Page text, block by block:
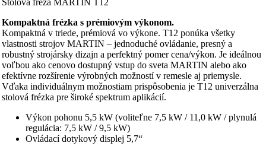
Kompaktná frézka s prémiovým výkonom.
Kompaktná v triede, prémiová vo výkone. T12 ponúka všetky
vlastnosti strojov MARTIN – jednoduché ovládanie, presný a
robustný strojársky dizajn a perfektný pomer cena/výkon. Je ideálnou
voľbou ako cenovo dostupný vstup do sveta MARTIN alebo ako
efektívne rozšírenie výrobných možností v remesle aj priemysle.
Vďaka individuálnym možnostiam prispôsobenia je T12 univerzálna
stolová frézka pre široké spektrum aplikácií.
Výkon pohonu 5,5 kW (voliteľne 7,5 kW / 11,0 kW / plynulá
regulácia: 7,5 kW / 9,5 kW)
Ovládací dotykový displej 5,7“